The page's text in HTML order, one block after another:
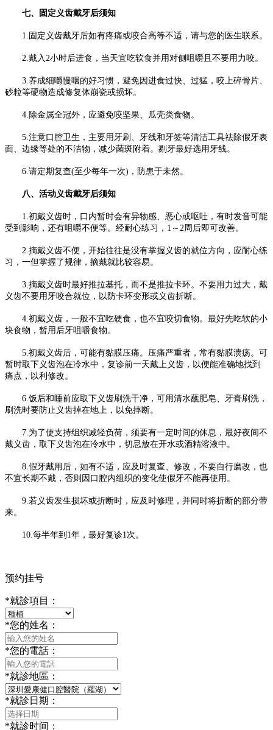
七、固定义齿戴牙后须知
1.固定义齿戴牙后如有疼痛或咬合高等不适，请与您的医生联系。
2.戴入2小时后进食，当天宜吃软食并用对侧咀嚼且不要用力咬。
3.养成细嚼慢咽的好习惯，避免因进食过快、过猛，咬上碎骨片、
砂粒等硬物造成修复体崩瓷或损坏。
4.除金属全冠外，应避免咬坚果、瓜壳类食物。
5.注意口腔卫生，主要用牙刷、牙线和牙签等清洁工具祛除假牙表
面、边缘等处的不洁物，减少菌斑附着。剔牙最好选用牙线。
6.请定期复查(至少每年一次)，防患于未然。
八、活动义齿戴牙后须知
1.初戴义齿时，口内暂时会有异物感、恶心或呕吐，有时发音可能
受到影响，还有咀嚼不便等。经耐心练习，1～2周后即可改善。
2.摘戴义齿不便，开始往往是没有掌握义齿的就位方向，应耐心练
习，一但掌握了规律，摘戴就比较容易。
3.摘戴义齿时最好推拉基托，而不是推拉卡环。不要用力过大，戴
义齿不要用牙咬合就位，以防卡环变形或义齿折断。
4.初戴义齿，一般不宜吃硬食，也不宜咬切食物。最好先吃软的小
块食物，暂用后牙咀嚼食物。
5.初戴义齿后，可能有黏膜压痛。压痛严重者，常有黏膜溃疡。可
暂时取下义齿泡在冷水中，复诊前一天戴上义齿，以便能准确地找到
痛点，以利修改。
6.饭后和睡前应取下义齿刷洗干净，可用清水蘸肥皂、牙膏刷洗，
刷洗时要防止义齿掉在地上，以免摔断。
7.为了使支持组织减轻负荷，须要有一定时间的休息，最好夜间不
戴义齿，取下义齿泡在冷水中，切忌放在开水或酒精溶液中。
8.假牙戴用后，如有不适，应及时复查、修改，不要自行磨改，也
不宜长期不戴，否则因口腔内组织的变化使假牙不能再使用。
9.若义齿发生损坏或折断时，应及时修理，并同时将折断的部分带
来。
10.每半年到1年，最好复诊1次。
预约挂号
*就診項目：
*您的姓名：
*您的電話：
*就診地區：
*就診日期：
*就診时间：